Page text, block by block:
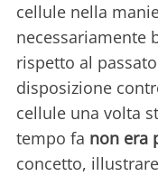
cellule nella
necessariamente
rispetto al
disposizione
cellule una volta
tempo fa non era
concetto,